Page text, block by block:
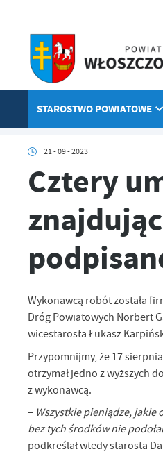
STAROSTWO POWIATOWE
21 - 09 - 2023
Cztery
Wykonawcą robót została
Dróg Powiatowych Norbert
wicestarosta Łukasz
Przypomnijmy, że 17
otrzymał jedno z wyższych
z wykonawcą.
– Wszystkie pieniądze,
bez tych środków nie
podkreślał wtedy starosta